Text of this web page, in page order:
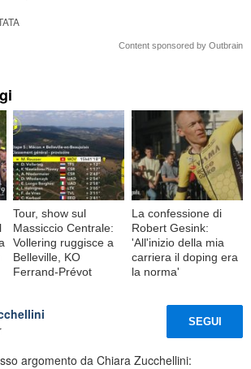
Content sponsored by Outbrain
Tour, show sul
Massiccio Centrale:
Vollering ruggisce a
Belleville, KO
Ferrand-Prévot
La confessione di
Robert Gesink:
'All'inizio della mia
carriera il doping era
la norma'
SEGUI
argomento da Chiara Zucchellini: